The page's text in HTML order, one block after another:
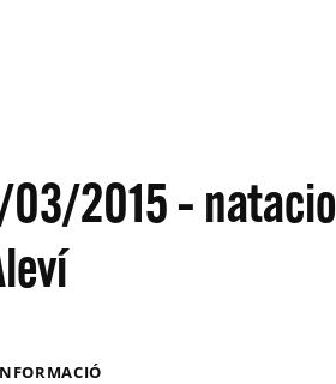
2015 – natacio